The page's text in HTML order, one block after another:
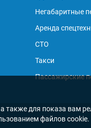
Негабаритные
Аренда
СТО
Такси
Пассажирские
для показа вам
файлов cookie.